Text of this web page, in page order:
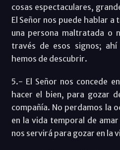
cosas espectaculares,
El Señor nos puede hablar a
una persona maltratada o
través de esos signos;
hemos de descubrir.
5.- El Señor nos concede
hacer el bien, para gozar
compañía. No perdamos la
en la vida temporal de
nos servirá para gozar en la